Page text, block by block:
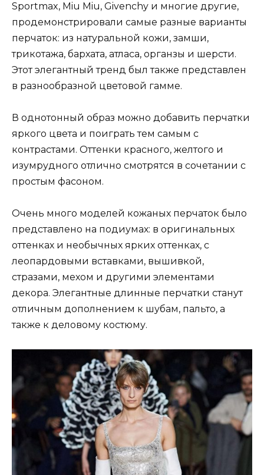
Sportmax, Miu Miu, Givenchy и многие другие,
продемонстрировали самые разные варианты
перчаток: из натуральной кожи, замши,
трикотажа, бархата, атласа, органзы и шерсти.
Этот элегантный тренд был также представлен
в разнообразной цветовой гамме.
В однотонный образ можно добавить перчатки
яркого цвета и поиграть тем самым с
контрастами. Оттенки красного, желтого и
изумрудного отлично смотрятся в сочетании с
простым фасоном.
Очень много моделей кожаных перчаток было
представлено на подиумах: в оригинальных
оттенках и необычных ярких оттенках, с
леопардовыми вставками, вышивкой,
стразами, мехом и другими элементами
декора. Элегантные длинные перчатки станут
отличным дополнением к шубам, пальто, а
также к деловому костюму.